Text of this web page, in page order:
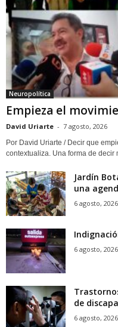
Neuropolítica
Empieza el
David Uriarte - 7 agosto, 2026
Por David Uriarte / Decir que
contextualiza. Una forma de decir
Jardín
una
6 agosto, 2026
6 agosto, 2026
de
6 agosto, 2026